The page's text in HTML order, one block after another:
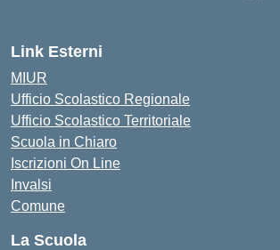
Link Esterni
MIUR
Ufficio Scolastico Regionale
Ufficio Scolastico Territoriale
Scuola in Chiaro
Iscrizioni On Line
Invalsi
Comune
La Scuola